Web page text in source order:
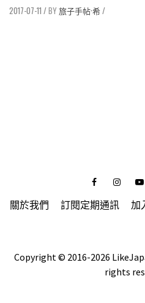
2017-07-11 / 旅子手帖·希/
FacebookInstagram
關於我們 訂閱定期通訊 加
Copyright © 2016-2026
rights